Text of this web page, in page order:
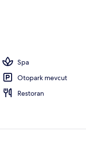
Spa
Otopark mevcut
Restoran